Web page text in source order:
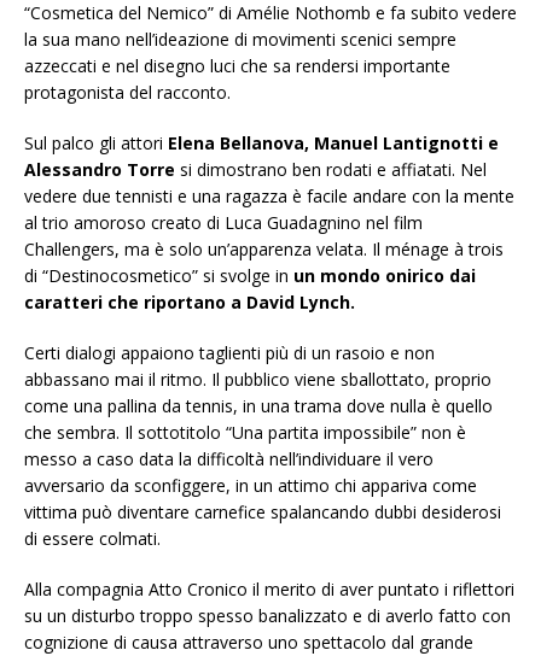
“Cosmetica del Nemico” di Amélie Nothomb e fa subito vedere
la sua mano nell’ideazione di movimenti scenici sempre
azzeccati e nel disegno luci che sa rendersi importante
protagonista del racconto.
Sul palco gli attori Elena Bellanova, Manuel Lantignotti e
Alessandro Torre si dimostrano ben rodati e affiatati. Nel
vedere due tennisti e una ragazza è facile andare con la mente
al trio amoroso creato di Luca Guadagnino nel film
Challengers, ma è solo un’apparenza velata. Il ménage à trois
di “Destinocosmetico” si svolge in un mondo onirico dai
caratteri che riportano a David Lynch.
Certi dialogi appaiono taglienti più di un rasoio e non
abbassano mai il ritmo. Il pubblico viene sballottato, proprio
come una pallina da tennis, in una trama dove nulla è quello
che sembra. Il sottotitolo “Una partita impossibile” non è
messo a caso data la difficoltà nell’individuare il vero
avversario da sconfiggere, in un attimo chi appariva come
vittima può diventare carnefice spalancando dubbi desiderosi
di essere colmati.
Alla compagnia Atto Cronico il merito di aver puntato i riflettori
su un disturbo troppo spesso banalizzato e di averlo fatto con
cognizione di causa attraverso uno spettacolo dal grande